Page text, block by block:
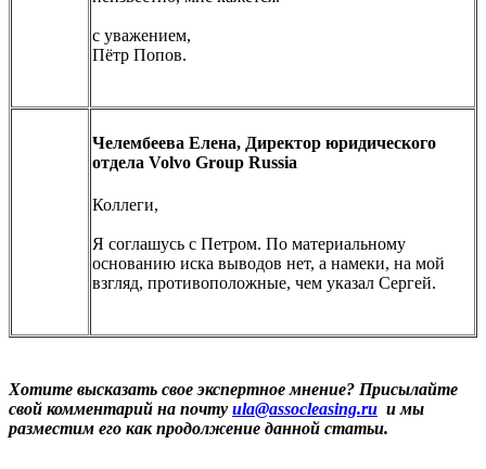
с уважением,
Пётр Попов.
Челембеева Елена, Директор юридического
отдела Volvo Group Russia
Коллеги,
Я соглашусь с Петром. По материальному
основанию иска выводов нет, а намеки, на мой
взгляд, противоположные, чем указал Сергей.
Хотите высказать свое экспертное мнение? Присылайте
свой комментарий на почту ula@assocleasing.ru и мы
разместим его как продолжение данной статьи.